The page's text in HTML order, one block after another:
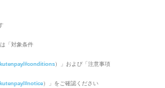
「対象条件
#conditions）」および「注意事項
#notice）」をご確認ください